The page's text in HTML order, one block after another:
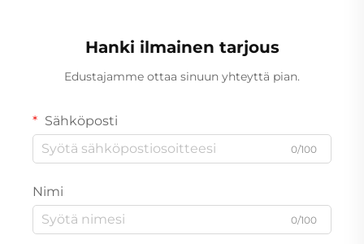
Hanki ilmainen tarjous
Edustajamme ottaa sinuun yhteyttä pian.
Sähköposti
0/100
Nimi
0/100